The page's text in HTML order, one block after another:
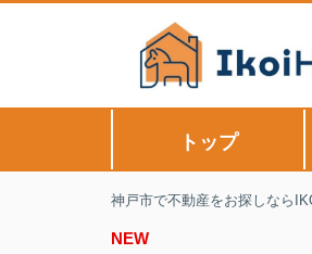
トップ
神戸市で不動産をお探しなら
NEW